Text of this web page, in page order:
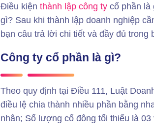
Điều kiệnthành lập công ty cổ phần là
gì? Sau khi thành lập doanh nghiệp
bạn câu trả lời chi tiết và đầy đủ trong
Công ty cổ phần là gì?
Theo quy định tại Điều 111, Luật
điều lệ chia thành nhiều phần bằng
nhân; Số lượng cổ đông tối thiểu là